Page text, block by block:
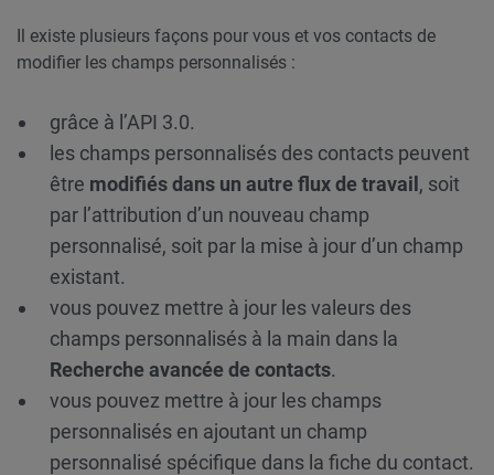
Il existe plusieurs façons pour vous et vos contacts de
modifier les champs personnalisés :
grâce à l’API 3.0.
les champs personnalisés des contacts peuvent
être modifiés dans un autre flux de travail , soit
par l’attribution d’un nouveau champ
personnalisé, soit par la mise à jour d’un champ
existant.
vous pouvez mettre à jour les valeurs des
champs personnalisés à la main dans la
Recherche avancée de contacts.
vous pouvez mettre à jour les champs
personnalisés en ajoutant un champ
personnalisé spécifique dans la fiche du contact.